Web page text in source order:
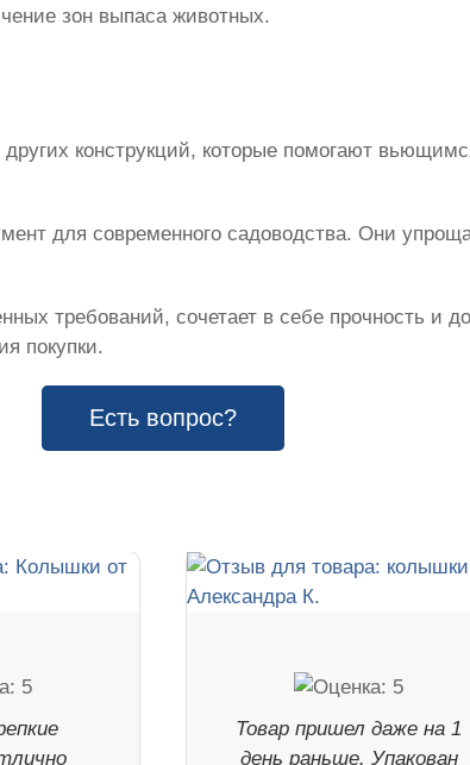
зон выпаса животных.
конструкций, которые помогают
для современного садоводства. Они
требований, сочетает в себе прочность и
покупки.
Есть вопрос?
Товар пришел даже на 1
день раньше. Упакован